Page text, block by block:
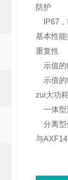
防护
IP67 ，
基本性
重复性
示值的
示值的
zui大功
一体
分离
与AXF14